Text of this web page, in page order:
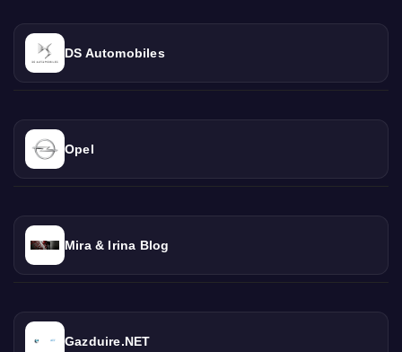
DS Automobiles
Opel
Mira & Irina Blog
Gazduire.NET